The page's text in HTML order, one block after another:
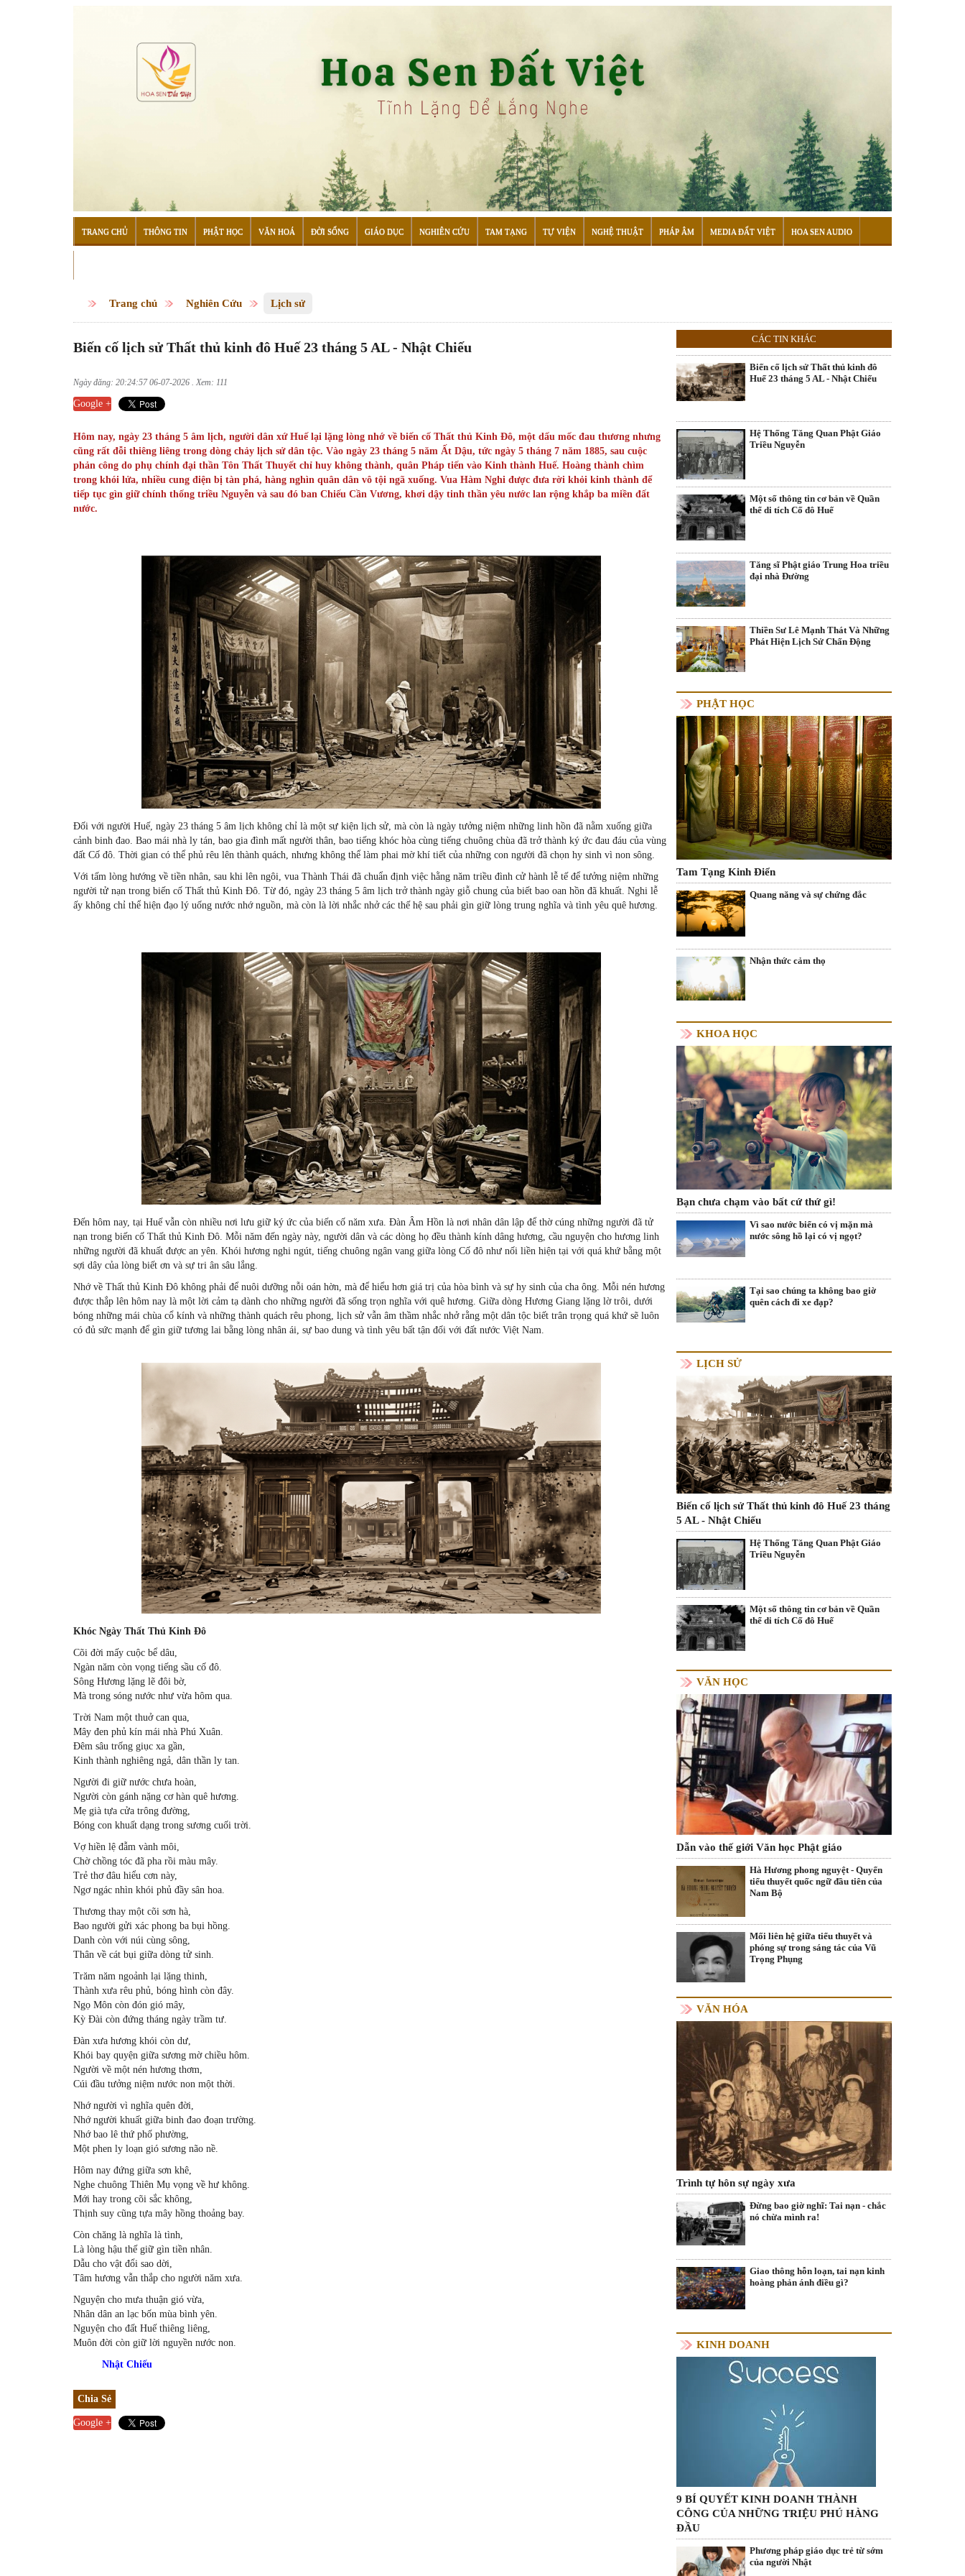
TRANG CHỦ THÔNG TIN PHẬT HỌC VĂN HOÁ ĐỜI SỐNG GIÁO DỤC NGHIÊN CỨU TAM TẠNG TỰ VIỆN NGHỆ THUẬT PHÁP ÂM MEDIA ĐẤT VIỆT HOA SEN AUDIO
Trang chủ Nghiên Cứu Lịch sử
Biến cố lịch sử Thất thủ kinh đô Huế 23 tháng 5 AL - Nhật Chiếu
Ngày đăng: 20:24:57 06-07-2026 . Xem: 111
Google +
Hôm nay, ngày 23 tháng 5 âm lịch, người dân xứ Huế lại lặng lòng nhớ về biến cố Thất thủ Kinh Đô, một dấu mốc đau thương nhưng
cũng rất đỗi thiêng liêng trong dòng chảy lịch sử dân tộc. Vào ngày 23 tháng 5 năm Ất Dậu, tức ngày 5 tháng 7 năm 1885, sau cuộc
phản công do phụ chính đại thần Tôn Thất Thuyết chỉ huy không thành, quân Pháp tiến vào Kinh thành Huế. Hoàng thành chìm
trong khói lửa, nhiều cung điện bị tàn phá, hàng nghìn quân dân vô tội ngã xuống. Vua Hàm Nghi được đưa rời khỏi kinh thành để
tiếp tục gìn giữ chính thống triều Nguyễn và sau đó ban Chiếu Cần Vương, khơi dậy tinh thần yêu nước lan rộng khắp ba miền đất
nước.
Đối với người Huế, ngày 23 tháng 5 âm lịch không chỉ là một sự kiện lịch sử, mà còn là ngày tưởng niệm những linh hồn đã nằm xuống giữa
cảnh binh đao. Bao mái nhà ly tán, bao gia đình mất người thân, bao tiếng khóc hòa cùng tiếng chuông chùa đã trở thành ký ức đau đáu của vùng
đất Cố đô. Thời gian có thể phủ rêu lên thành quách, nhưng không thể làm phai mờ khí tiết của những con người đã chọn hy sinh vì non sông.
Với tấm lòng hướng về tiền nhân, sau khi lên ngôi, vua Thành Thái đã chuẩn định việc hằng năm triều đình cử hành lễ tế để tưởng niệm những
người tử nạn trong biến cố Thất thủ Kinh Đô. Từ đó, ngày 23 tháng 5 âm lịch trở thành ngày giỗ chung của biết bao oan hồn đã khuất. Nghi lễ
ấy không chỉ thể hiện đạo lý uống nước nhớ nguồn, mà còn là lời nhắc nhở các thế hệ sau phải gìn giữ lòng trung nghĩa và tình yêu quê hương.
Đến hôm nay, tại Huế vẫn còn nhiều nơi lưu giữ ký ức của biến cố năm xưa. Đàn Âm Hồn là nơi nhân dân lập để thờ cúng những người đã tử
nạn trong biến cố Thất thủ Kinh Đô. Mỗi năm đến ngày này, người dân và các dòng họ đều thành kính dâng hương, cầu nguyện cho hương linh
những người đã khuất được an yên. Khói hương nghi ngút, tiếng chuông ngân vang giữa lòng Cố đô như nối liền hiện tại với quá khứ bằng một
sợi dây của lòng biết ơn và sự tri ân sâu lắng.
Nhớ về Thất thủ Kinh Đô không phải để nuôi dưỡng nỗi oán hờn, mà để hiểu hơn giá trị của hòa bình và sự hy sinh của cha ông. Mỗi nén hương
được thắp lên hôm nay là một lời cảm tạ dành cho những người đã sống trọn nghĩa với quê hương. Giữa dòng Hương Giang lặng lờ trôi, dưới
bóng những mái chùa cổ kính và những thành quách rêu phong, lịch sử vẫn âm thầm nhắc nhở rằng một dân tộc biết trân trọng quá khứ sẽ luôn
có đủ sức mạnh để gìn giữ tương lai bằng lòng nhân ái, sự bao dung và tình yêu bất tận đối với đất nước Việt Nam.
Khóc Ngày Thất Thủ Kinh Đô
Cõi đời mấy cuộc bể dâu,
Ngàn năm còn vọng tiếng sầu cố đô.
Sông Hương lặng lẽ đôi bờ,
Mà trong sóng nước như vừa hôm qua.
Trời Nam một thuở can qua,
Mây đen phủ kín mái nhà Phú Xuân.
Đêm sâu trống giục xa gần,
Kinh thành nghiêng ngả, dân thần ly tan.
Người đi giữ nước chưa hoàn,
Người còn gánh nặng cơ hàn quê hương.
Mẹ già tựa cửa trông đường,
Bóng con khuất dạng trong sương cuối trời.
Vợ hiền lệ đẫm vành môi,
Chờ chồng tóc đã pha rồi màu mây.
Trẻ thơ đâu hiểu cơn này,
Ngơ ngác nhìn khói phủ đầy sân hoa.
Thương thay một cõi sơn hà,
Bao người gửi xác phong ba bụi hồng.
Danh còn với núi cùng sông,
Thân về cát bụi giữa dòng tử sinh.
Trăm năm ngoảnh lại lặng thinh,
Thành xưa rêu phủ, bóng hình còn đây.
Ngọ Môn còn đón gió mây,
Kỳ Đài còn đứng tháng ngày trầm tư.
Đàn xưa hương khói còn dư,
Khói bay quyện giữa sương mờ chiều hôm.
Người về một nén hương thơm,
Cúi đầu tưởng niệm nước non một thời.
Nhớ người vì nghĩa quên đời,
Nhớ người khuất giữa binh đao đoạn trường.
Nhớ bao lê thứ phố phường,
Một phen ly loạn gió sương não nề.
Hôm nay đứng giữa sơn khê,
Nghe chuông Thiên Mụ vọng về hư không.
Mới hay trong cõi sắc không,
Thịnh suy cũng tựa mây hồng thoảng bay.
Còn chăng là nghĩa là tình,
Là lòng hậu thế giữ gìn tiền nhân.
Dẫu cho vật đổi sao dời,
Tâm hương vẫn thắp cho người năm xưa.
Nguyện cho mưa thuận gió vừa,
Nhân dân an lạc bốn mùa bình yên.
Nguyện cho đất Huế thiêng liêng,
Muôn đời còn giữ lời nguyền nước non.
Nhật Chiếu
Chia Sẻ
Google +
CÁC TIN KHÁC
Biến cố lịch sử Thất thủ kinh đô
Huế 23 tháng 5 AL - Nhật Chiếu
Hệ Thống Tăng Quan Phật Giáo
Triều Nguyễn
Một số thông tin cơ bản về Quần
thể di tích Cố đô Huế
Tăng sĩ Phật giáo Trung Hoa triều
đại nhà Đường
Thiền Sư Lê Mạnh Thát Và Những
Phát Hiện Lịch Sử Chấn Động
PHẬT HỌC
Tam Tạng Kinh Điển
Quang năng và sự chứng đắc
Nhận thức cảm thọ
KHOA HỌC
Bạn chưa chạm vào bất cứ thứ gì!
Vì sao nước biển có vị mặn mà
nước sông hồ lại có vị ngọt?
Tại sao chúng ta không bao giờ
quên cách đi xe đạp?
LỊCH SỬ
Biến cố lịch sử Thất thủ kinh đô Huế 23 tháng
5 AL - Nhật Chiếu
Hệ Thống Tăng Quan Phật Giáo
Triều Nguyễn
Một số thông tin cơ bản về Quần
thể di tích Cố đô Huế
VĂN HỌC
Dẫn vào thế giới Văn học Phật giáo
Hà Hương phong nguyệt - Quyển
tiểu thuyết quốc ngữ đầu tiên của
Nam Bộ
Mối liên hệ giữa tiểu thuyết và
phóng sự trong sáng tác của Vũ
Trọng Phụng
VĂN HÓA
Trình tự hôn sự ngày xưa
Đừng bao giờ nghĩ: Tai nạn - chắc
nó chừa mình ra!
Giao thông hỗn loạn, tai nạn kinh
hoàng phản ánh điều gì?
KINH DOANH
9 BÍ QUYẾT KINH DOANH THÀNH
CÔNG CỦA NHỮNG TRIỆU PHÚ HÀNG
ĐẦU
Phương pháp giáo dục trẻ từ sớm
của người Nhật